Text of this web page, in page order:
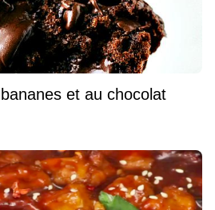
et au chocolat